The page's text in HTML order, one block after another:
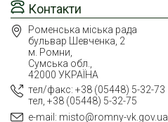
Контакти
Роменська міська рада
бульвар Шевченка, 2
м. Ромни,
Сумська обл.,
42000 УКРАЇНА
тел/факс: +38 (05448) 5-32-73
тел, +38 (05448) 5-32-75
e-mail: misto@romny-vk.gov.ua